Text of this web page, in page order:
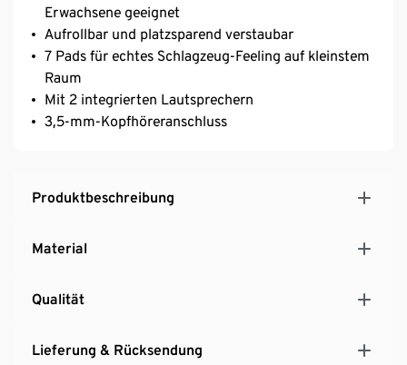
Erwachsene geeignet
Aufrollbar und platzsparend verstaubar
7 Pads für echtes Schlagzeug-Feeling auf kleinstem
Raum
Mit 2 integrierten Lautsprechern
3,5-mm-Kopfhöreranschluss
Produktbeschreibung
Material
Qualität
Lieferung & Rücksendung